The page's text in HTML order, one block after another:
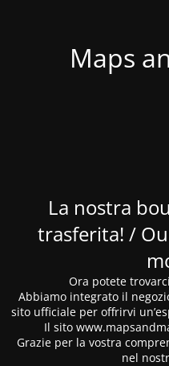
Maps
La nostra
trasferita! /
Ora potete
Abbiamo integrato il
sito ufficiale per offrirvi
Il sito
Grazie per la vostra
nel